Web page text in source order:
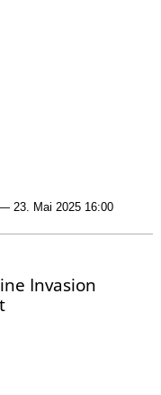
23. Mai 2025 16:00
Invasion